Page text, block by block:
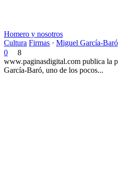
Homero y nosotros
Cultura Firmas · Miguel García-Baró
0
8
www.paginasdigital.com publica la
García-Baró, uno de los pocos...